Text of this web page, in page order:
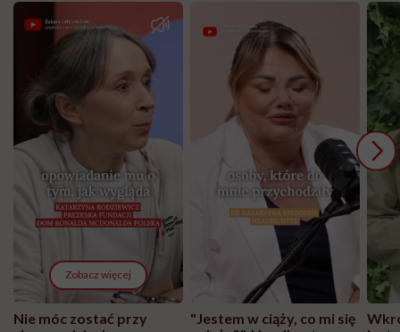
Zobacz więcej
Nie móc zostać przy
"Jestem w ciąży, co mi się